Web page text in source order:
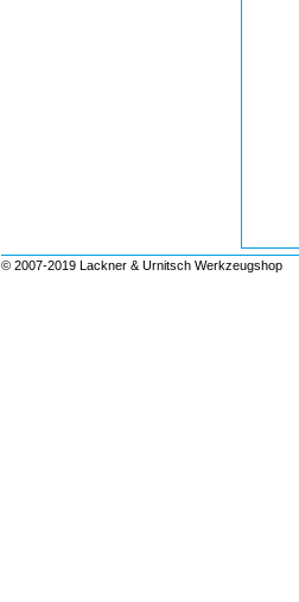
© 2007-2019 Lackner & Urnitsch Werkzeugshop